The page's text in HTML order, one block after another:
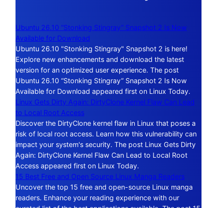
Ubuntu 26.10 “Stonking Stingray” Snapshot 2 Is Now
Available for Download
Ubuntu 26.10 "Stonking Stingray" Snapshot 2 is here!
Explore new enhancements and download the latest
version for an optimized user experience. The post
Ubuntu 26.10 “Stonking Stingray” Snapshot 2 Is Now
Available for Download appeared first on Linux Today.
Linux Gets Dirty Again: DirtyClone Kernel Flaw Can Lead
to Local Root Access
Discover the DirtyClone kernel flaw in Linux that poses a
risk of local root access. Learn how this vulnerability can
impact your system's security. The post Linux Gets Dirty
Again: DirtyClone Kernel Flaw Can Lead to Local Root
Access appeared first on Linux Today.
15 Best Free and Open Source Linux Manga Readers
Uncover the top 15 free and open-source Linux manga
readers. Enhance your reading experience with our